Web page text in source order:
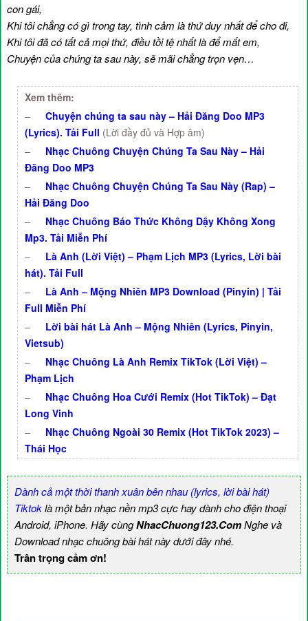
con gái,
Khi tôi chẳng có gì trong tay, tình cảm là thứ duy nhất để cho đi,
Khi tôi đã có tất cả mọi thứ, điều tồi tệ nhất là để mất em,
Chuyện của chúng ta sau này, sẽ mãi chẳng trọn vẹn…
Xem thêm:
–
Chuyện chúng ta sau này – Hải Đăng Doo MP3
(Lyrics). Tải Full (Lời đầy đủ và Hợp âm)
–
Nhạc Chuông Chuyện Chúng Ta Sau Này – Hải
Đăng Doo MP3
–
Nhạc Chuông Chuyện Chúng Ta Sau Này (Rap) –
Hải Đăng Doo
–
Nhạc Chuông Báo Thức Không Dậy Không Xong
Mp3. Tải Miễn Phí
–
Là Anh (Lời Việt) – Phạm Lịch MP3 (Lyrics, Lời bài
hát). Tải Full
–
Là Anh – Mộng Nhiên MP3 Download (Pinyin) | Tải
Full Miễn Phí
–
Lời bài hát Là Anh – Mộng Nhiên (Lyrics, Pinyin,
Vietsub)
–
Nhạc Chuông Là Anh Remix TikTok (Lời Việt) –
Phạm Lịch
–
Nhạc Chuông Hoa Cưới Remix (Hot TikTok) – Đạt
Long Vinh
–
Nhạc Chuông Ngoài 30 Remix (Hot TikTok 2023) –
Thái Học
Dành cả một thời thanh xuân bên nhau (lyrics, lời bài hát)
Tiktoklà một bản nhạc nền mp3 cực hay dành cho điện thoại
Android, iPhone. Hãy cùngNhacChuong123.ComNghe và
Download nhạc chuông bài hát này dưới đây nhé.
Trân trọng cảm ơn!